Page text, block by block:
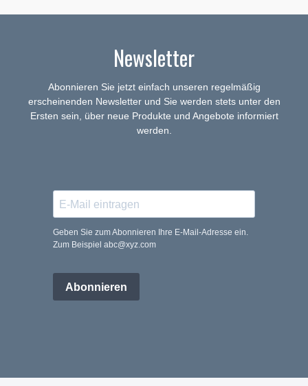
Newsletter
Abonnieren Sie jetzt einfach unseren regelmäßig
erscheinenden Newsletter und Sie werden stets unter den
Ersten sein, über neue Produkte und Angebote informiert
werden.
Geben Sie zum Abonnieren Ihre E-Mail-Adresse ein.
Zum Beispiel abc@xyz.com
Abonnieren